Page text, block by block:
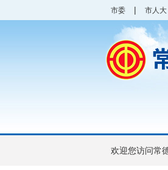
市委 | 市人大
欢迎您访问常